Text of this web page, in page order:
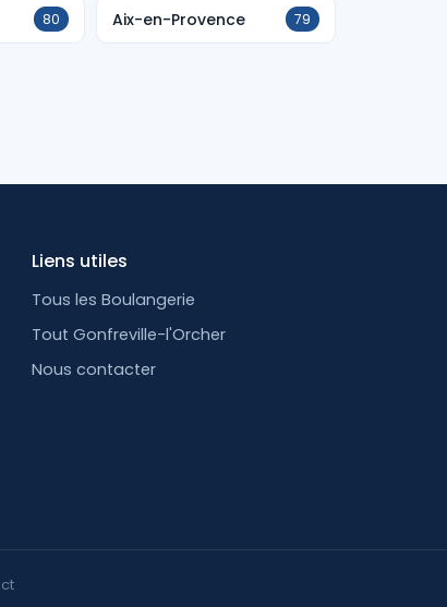
80 Aix-en-Provence 79
Liens utiles
Tous les Boulangerie
Tout Gonfreville-l'Orcher
Nous contacter